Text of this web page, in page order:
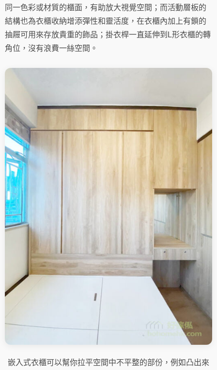
同一色彩或材質的櫃面，有助放大視覺空間；而活動層板的
結構也為衣櫃收納增添彈性和靈活度，在衣櫃內加上有鎖的
抽屜可用來存放貴重的飾品；掛衣桿一直延伸到L形衣櫃的轉
角位，沒有浪費一絲空間。
嵌入式衣櫃可以幫你拉平空間中不平整的部份，例如凸出來